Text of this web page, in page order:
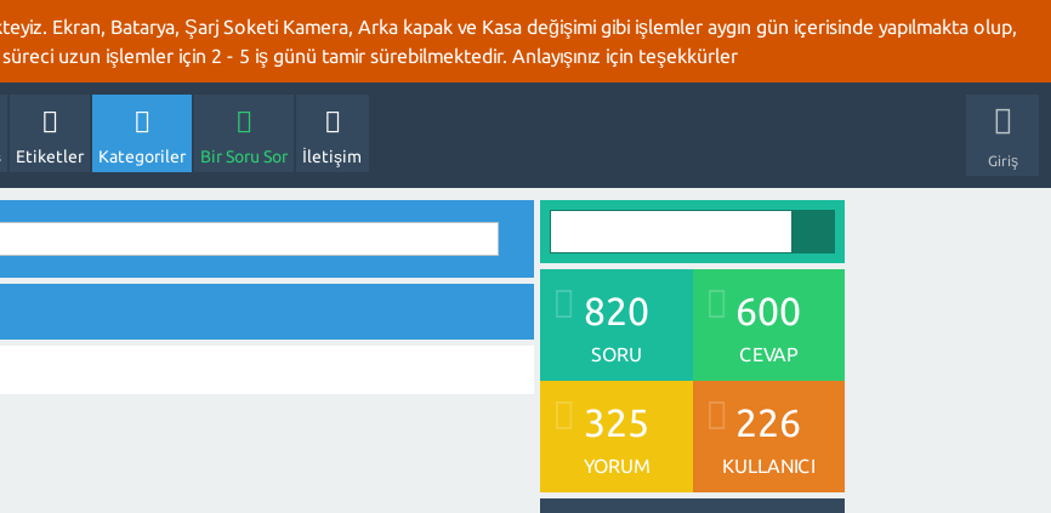
Ekran, Batarya, Şarj Soketi Kamera, Arka kapak ve Kasa değişimi gibi işlemler aygın gün içerisinde yapılmakta olup,
süreci uzun işlemler için 2 - 5 iş günü tamir sürebilmektedir. Anlayışınız için teşekkürler
Giriş
Etiketler Kategoriler Bir Soru Sor İletişim
820
SORU
600
CEVAP
325
YORUM
226
KULLANICI